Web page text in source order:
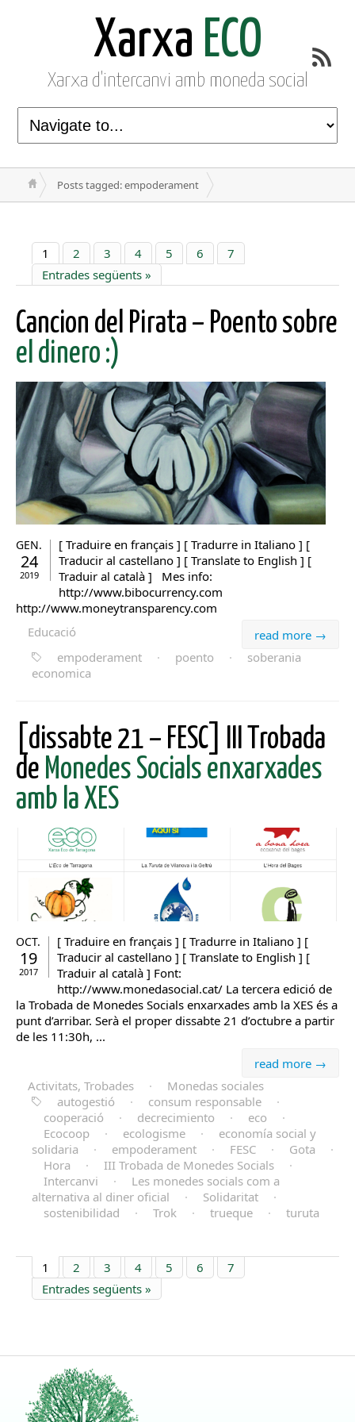
Xarxa ECO
Xarxa d'intercanvi amb moneda social
Posts tagged: empoderament
1 2 3 4 5 6
7
Entrades següents »
Cancion del Pirata – Poento sobre
el dinero :)
GEN.
24
2019
[ Traduire en français ] [ Tradurre in Italiano ] [
Traducir al castellano ] [ Translate to English ] [
Traduir al català ] Mes info:
http://www.bibocurrency.com
http://www.moneytransparency.com
read more →
Educació
empoderament
· poento ·
soberania
economica
[dissabte 21 – FESC] III Trobada
de Monedes Socials enxarxades
amb la XES
OCT.
19
2017
[ Traduire en français ] [ Tradurre in Italiano ] [
Traducir al castellano ] [ Translate to English ] [
Traduir al català ] Font:
http://www.monedasocial.cat/ La tercera edició de
la Trobada de Monedes Socials enxarxades amb la XES és a
punt d’arribar. Serà el proper dissabte 21 d’octubre a partir
de les 11:30h, ...
read more →
Activitats, Trobades
·
Monedas sociales
autogestió
· consum responsable
·
cooperació
· decrecimiento · eco
·
Ecocoop
· ecologisme ·
economía social y
solidaria
· empoderament · FESC · Gota
·
Hora
· III Trobada de Monedes Socials
·
Intercanvi
·
Les monedes socials com a
alternativa al diner oficial
· Solidaritat
·
sostenibilidad
· Trok · trueque · turuta
1 2 3 4 5 6
7
Entrades següents »